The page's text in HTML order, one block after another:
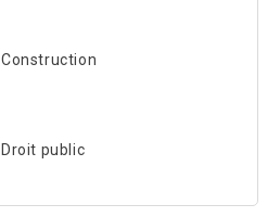
Construction
Droit public